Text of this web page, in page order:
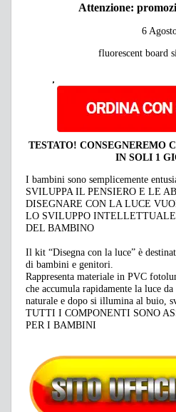
Attenzione:
6
fluorescent board
TESTATO! CONSEGNEREMO
IN SOLI 1
I bambini sono semplicemente
SVILUPPA IL PENSIERO E LE
DISEGNARE CON LA LUCE
LO SVILUPPO
DEL BAMBINO
Il kit “Disegna con la luce” è
di bambini e genitori.
Rappresenta materiale in PVC
che accumula rapidamente la luce
naturale e dopo si illumina al buio,
TUTTI I COMPONENTI SONO
PER I BAMBINI